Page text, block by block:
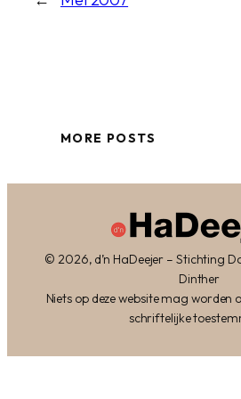
MORE POSTS
© 2026, d’n HaDeejer – Stichting
Dinther
Niets op deze website mag worden
schriftelijke